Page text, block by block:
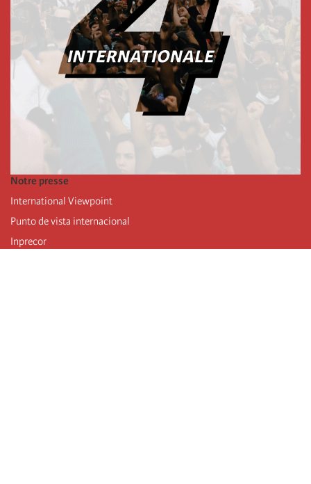
Notre presse
International Viewpoint
Punto de vista internacional
Inprecor